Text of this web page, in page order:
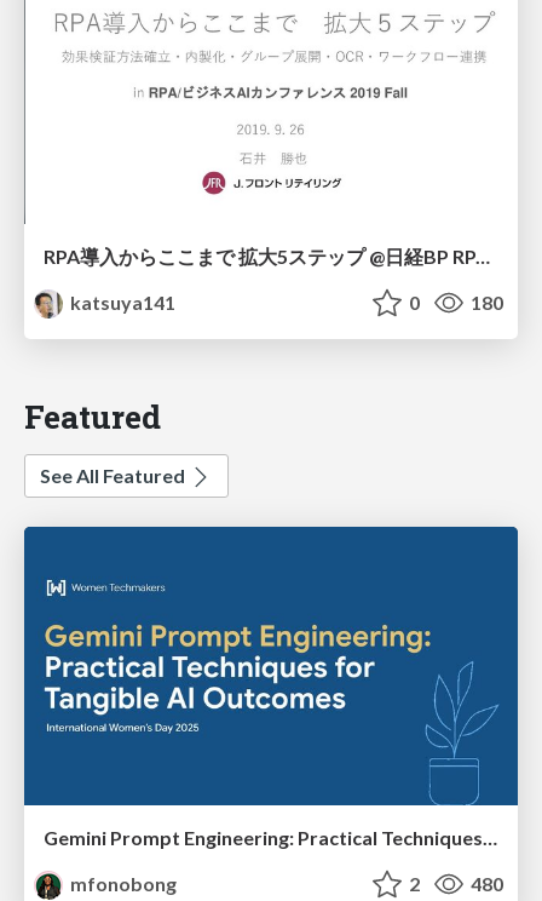
RPA導入からここまで 拡大5ステップ @日経BP RPA/ビジネスAIカンファレンス 2019 Fall
katsuya141
0 180
Featured
See All Featured
mfonobong
2 480